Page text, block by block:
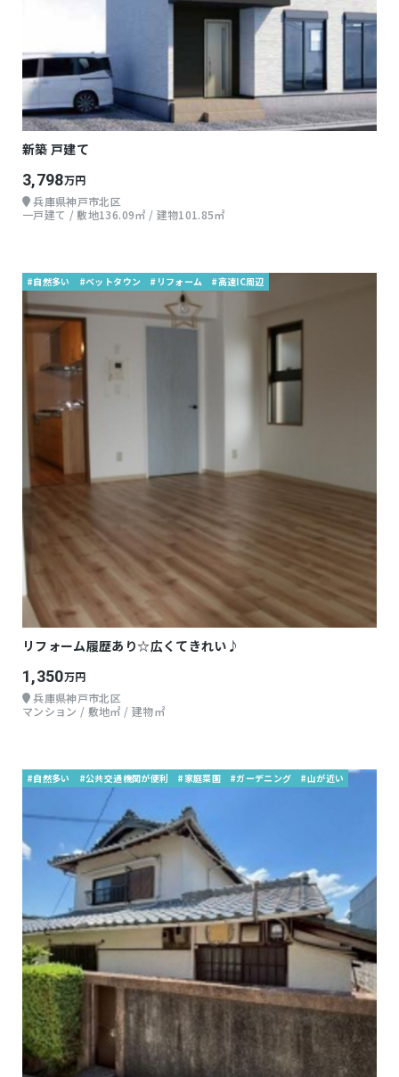
新築 戸建て
3,798万円
兵庫県神戸市北区
一戸建て / 敷地136.09㎡ / 建物101.85㎡
#自然多い #ベットタウン #リフォーム #高速IC周辺
リフォーム履歴あり☆広くてきれい♪
1,350万円
兵庫県神戸市北区
マンション / 敷地㎡ / 建物㎡
#自然多い #公共交通機関が便利 #家庭菜園 #ガーデニング #山が近い